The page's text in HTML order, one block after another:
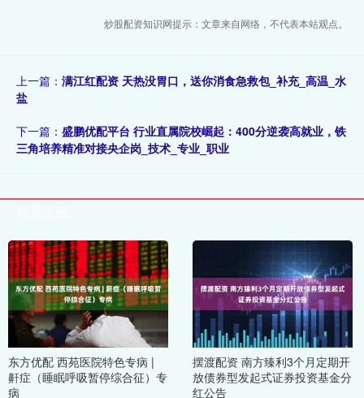
炒股配资知识网提示：文章来自网络，不代表本站观点。
上一篇： 满江红配资 天热没胃口，送你消食急救包_补充_高温_水
盐
下一篇： 盛鹏优配平台 行业直属院校崛起：400分逆袭高就业，铁
三角培养精准对接央企岗_技术_专业_职业
东方优配 西苑医院特色专病 |
鼾症（睡眠呼吸暂停综合征）专
病
摆渡配资 南方臻利3个月定期开
放债券型发起式证券投资基金分
红公告